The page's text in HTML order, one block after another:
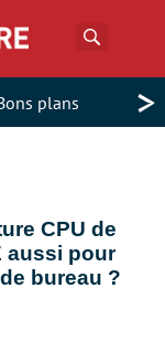
plans >
CPU de
bureau ?